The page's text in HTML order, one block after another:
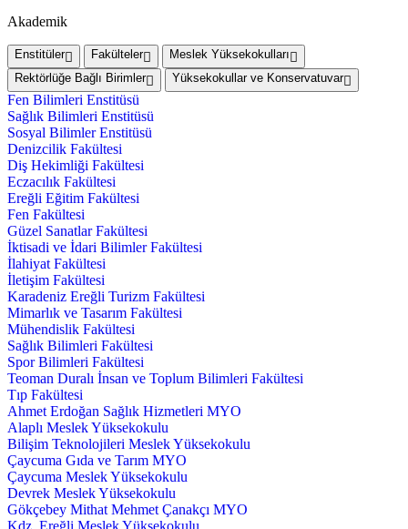
Akademik
Enstitüler Fakülteler
Meslek Yüksekokulları
Rektörlüğe Bağlı Birimler
Yüksekokullar ve Konservatuvar
Fen Bilimleri Enstitüsü
Sağlık Bilimleri Enstitüsü
Sosyal Bilimler Enstitüsü
Denizcilik Fakültesi
Diş Hekimliği Fakültesi
Eczacılık Fakültesi
Ereğli Eğitim Fakültesi
Fen Fakültesi
Güzel Sanatlar Fakültesi
İktisadi ve İdari Bilimler Fakültesi
İlahiyat Fakültesi
İletişim Fakültesi
Karadeniz Ereğli Turizm Fakültesi
Mimarlık ve Tasarım Fakültesi
Mühendislik Fakültesi
Sağlık Bilimleri Fakültesi
Spor Bilimleri Fakültesi
Teoman Duralı İnsan ve Toplum Bilimleri Fakültesi
Tıp Fakültesi
Ahmet Erdoğan Sağlık Hizmetleri MYO
Alaplı Meslek Yüksekokulu
Bilişim Teknolojileri Meslek Yüksekokulu
Çaycuma Gıda ve Tarım MYO
Çaycuma Meslek Yüksekokulu
Devrek Meslek Yüksekokulu
Gökçebey Mithat Mehmet Çanakçı MYO